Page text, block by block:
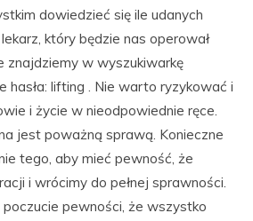
dowiedzieć się ile udanych
który będzie nas operował
znajdziemy w wyszukiwarkę
hasła: lifting . Nie warto ryzykować i
i życie w nieodpowiednie ręce.
jest poważną sprawą. Konieczne
tego, aby mieć pewność, że
i wrócimy do pełnej sprawności.
pewności, że wszystko